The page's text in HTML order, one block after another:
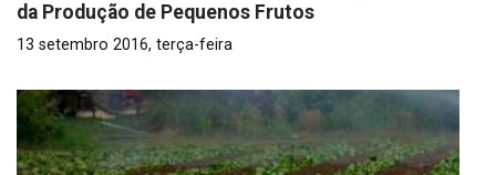
da Produção de Pequenos Frutos
13 setembro 2016, terça-feira